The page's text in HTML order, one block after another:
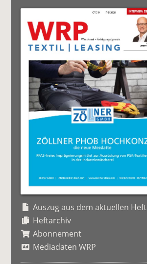
Auszug aus dem aktuellen Heft
Heftarchiv
Abonnement
Mediadaten WRP